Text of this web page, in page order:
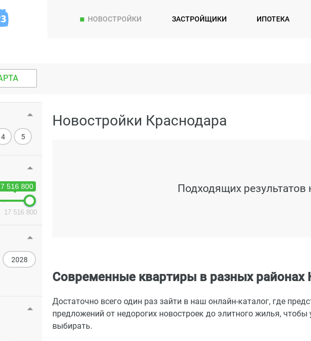
НОВОСТРОЙКИ ЗАСТРОЙЩИКИ ИПОТЕКА
4 5
516 800
17 516 800
2028
Новостройки Краснодара
Подходящих результатов
Современные квартиры в разных районах
Достаточно всего один раз зайти в наш онлайн-каталог, где
предложений от недорогих новостроек до элитного жилья, чтобы
выбирать.